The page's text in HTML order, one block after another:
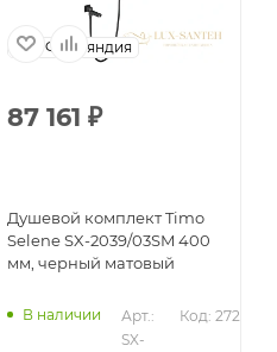
Финляндия
87 161 ₽
Душевой комплект Timo
Selene SX-2039/03SM 400
мм, черный матовый
В наличии
Арт.:
SX-
Код: 27211